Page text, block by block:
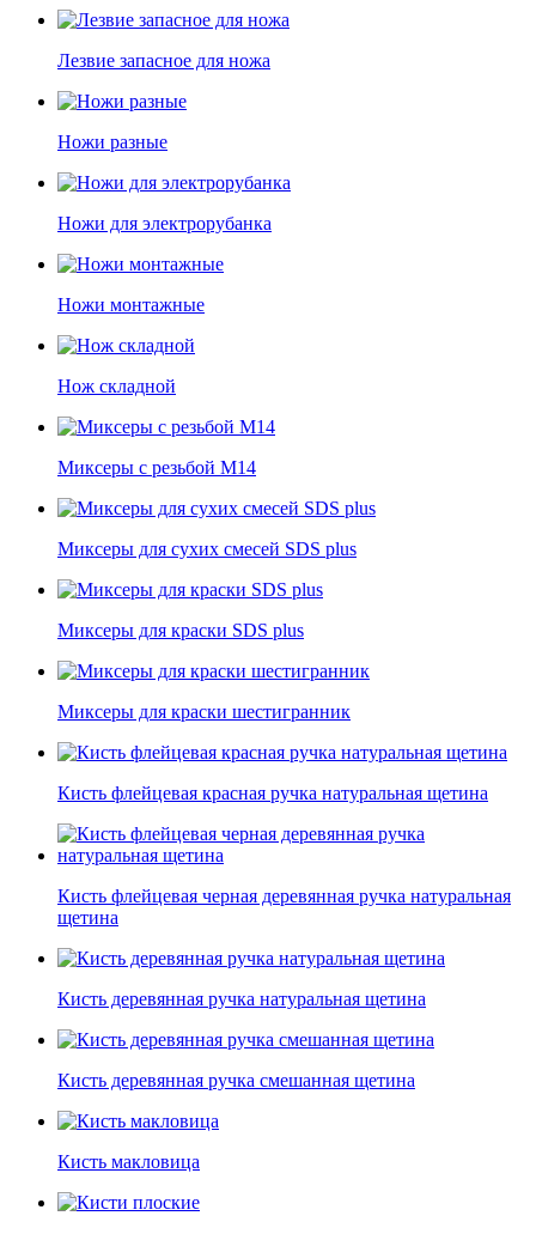
Лезвие запасное для ножа
Ножи разные
Ножи для электрорубанка
Ножи монтажные
Нож складной
Миксеры с резьбой М14
Миксеры для сухих смесей SDS plus
Миксеры для краски SDS plus
Миксеры для краски шестигранник
Кисть флейцевая красная ручка натуральная щетина
Кисть флейцевая черная деревянная ручка натуральная
щетина
Кисть деревянная ручка натуральная щетина
Кисть деревянная ручка смешанная щетина
Кисть макловица